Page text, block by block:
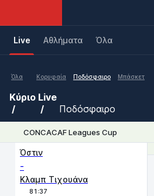
Live Aθλήματα Όλα
Όλα Κορυφαία Ποδόσφαιρο Μπάσκετ
Κύριο Live
Ποδόσφαιρο
CONCACAF Leagues Cup
Όστιν
-
Κλαμπ Τιχουάνα
81:37